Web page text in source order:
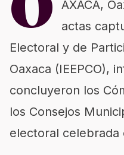
O
AXACA,
actas
Electoral y de
Oaxaca (IEEPCO),
concluyeron los
los Consejos
electoral celebrada